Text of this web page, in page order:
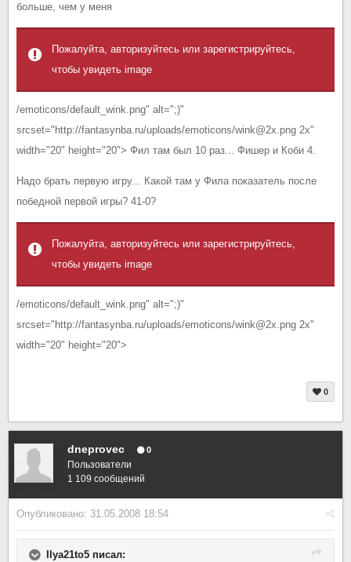
больше, чем у меня
Пожалуйта, авторизуйтесь или зарегистрируйтесь,
чтобы увидеть image
/emoticons/default_wink.png" alt=";)"
srcset="http://fantasynba.ru/uploads/emoticons/wink@2x.png 2x"
width="20" height="20"> Фил там был 10 раз... Фишер и Коби 4.
Надо брать первую игру... Какой там у Фила показатель после
победной первой игры? 41-0?
Пожалуйта, авторизуйтесь или зарегистрируйтесь,
чтобы увидеть image
/emoticons/default_wink.png" alt=";)"
srcset="http://fantasynba.ru/uploads/emoticons/wink@2x.png 2x"
width="20" height="20">
0
dneprovec 0
Пользователи
1 109 сообщений
Опубликовано: 31.05.2008 18:54
Ilya21to5 писал: